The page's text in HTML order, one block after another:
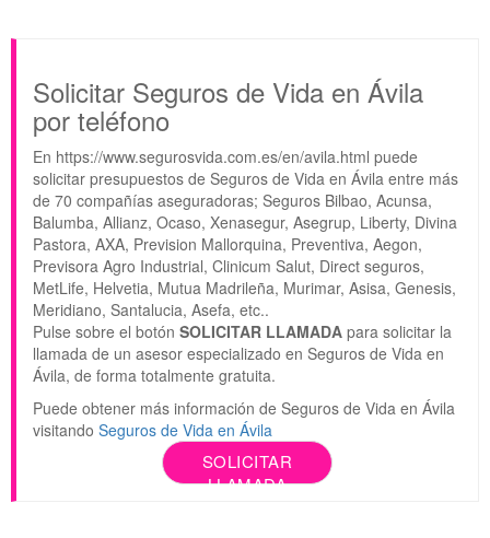
Solicitar Seguros de Vida en Ávila
por teléfono
En https://www.segurosvida.com.es/en/avila.html puede
solicitar presupuestos de Seguros de Vida en Ávila entre más
de 70 compañías aseguradoras; Seguros Bilbao, Acunsa,
Balumba, Allianz, Ocaso, Xenasegur, Asegrup, Liberty, Divina
Pastora, AXA, Prevision Mallorquina, Preventiva, Aegon,
Previsora Agro Industrial, Clinicum Salut, Direct seguros,
MetLife, Helvetia, Mutua Madrileña, Murimar, Asisa, Genesis,
Meridiano, Santalucia, Asefa, etc..
Pulse sobre el botón SOLICITAR LLAMADA para solicitar la
llamada de un asesor especializado en Seguros de Vida en
Ávila, de forma totalmente gratuita.
Puede obtener más información de Seguros de Vida en Ávila
visitando Seguros de Vida en Ávila
SOLICITAR
LLAMADA